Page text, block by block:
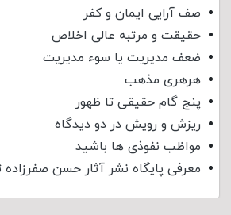
صف آرایی ایمان و کفر
حقیقت و مرتبه عالی اخلاص
ضعف مدیریت یا سوء مدیریت
هرهری مذهب
پنج گام حقیقی تا ظهور
ریزش و رویش در دو دیدگاه
مواظب نفوذی‌ ها باشید
معرفی پایگاه نشر آثار حسن صفرزاده